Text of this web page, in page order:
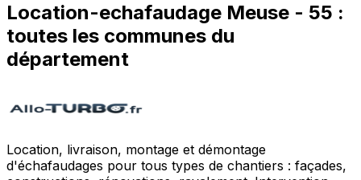
Location-echafaudage Meuse - 55 :
toutes les communes du
département
Location, livraison, montage et démontage
d'échafaudages pour tous types de chantiers : façades,